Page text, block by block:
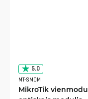
5.0
MT-SMOM
MikroTik vienmodu